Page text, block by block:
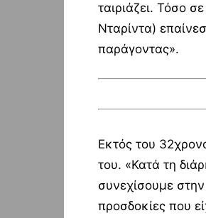
ταιριάζει. Τόσο
Νταρίντα)
παράγοντας».
Εκτός του
του. «Κατά τη
συνεχίσουμε
προσδοκίες που